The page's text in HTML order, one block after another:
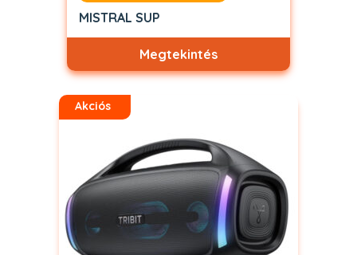
MISTRAL SUP
Megtekintés
Akciós